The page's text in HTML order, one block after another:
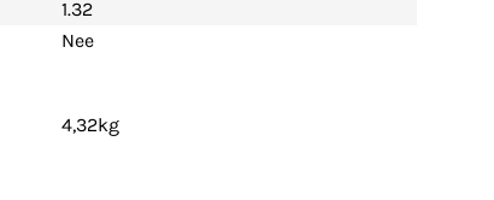
1.32
Nee
4,32kg